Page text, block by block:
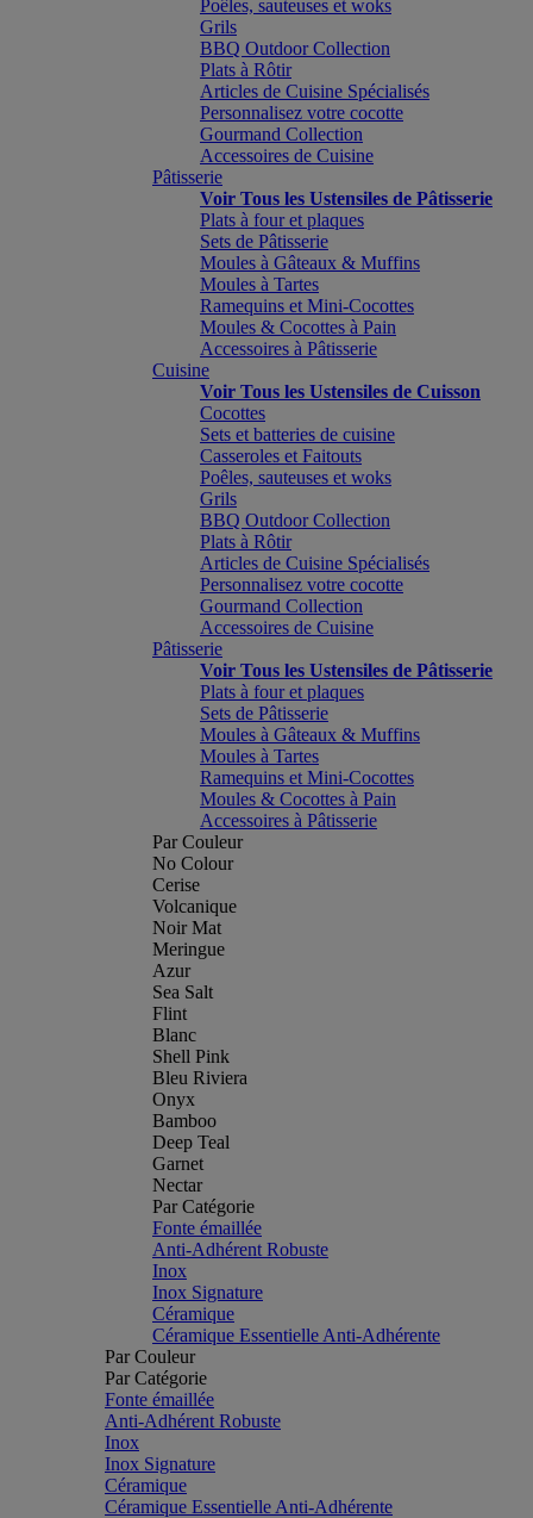
Poêles, sauteuses et woks
Grils
BBQ Outdoor Collection
Plats à Rôtir
Articles de Cuisine Spécialisés
Personnalisez votre cocotte
Gourmand Collection
Accessoires de Cuisine
Pâtisserie
Voir Tous les Ustensiles de Pâtisserie
Plats à four et plaques
Sets de Pâtisserie
Moules à Gâteaux & Muffins
Moules à Tartes
Ramequins et Mini-Cocottes
Moules & Cocottes à Pain
Accessoires à Pâtisserie
Cuisine
Voir Tous les Ustensiles de Cuisson
Cocottes
Sets et batteries de cuisine
Casseroles et Faitouts
Poêles, sauteuses et woks
Grils
BBQ Outdoor Collection
Plats à Rôtir
Articles de Cuisine Spécialisés
Personnalisez votre cocotte
Gourmand Collection
Accessoires de Cuisine
Pâtisserie
Voir Tous les Ustensiles de Pâtisserie
Plats à four et plaques
Sets de Pâtisserie
Moules à Gâteaux & Muffins
Moules à Tartes
Ramequins et Mini-Cocottes
Moules & Cocottes à Pain
Accessoires à Pâtisserie
Par Couleur
No Colour
Cerise
Volcanique
Noir Mat
Meringue
Azur
Sea Salt
Flint
Blanc
Shell Pink
Bleu Riviera
Onyx
Bamboo
Deep Teal
Garnet
Nectar
Par Catégorie
Fonte émaillée
Anti-Adhérent Robuste
Inox
Inox Signature
Céramique
Céramique Essentielle Anti-Adhérente
Par Couleur
Par Catégorie
Fonte émaillée
Anti-Adhérent Robuste
Inox
Inox Signature
Céramique
Céramique Essentielle Anti-Adhérente